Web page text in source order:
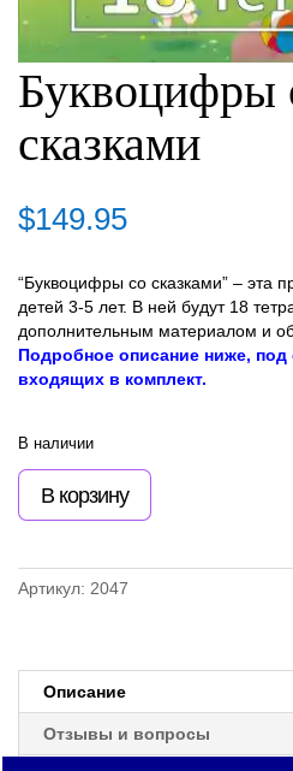
Буквоцифры
сказками
$149.95
“Буквоцифры со сказками” – эта
детей 3-5 лет. В ней будут 18
дополнительным материалом и
Подробное описание ниже, под
входящих в комплект.
В наличии
В корзину
Артикул: 2047
Описание
Отзывы и вопросы